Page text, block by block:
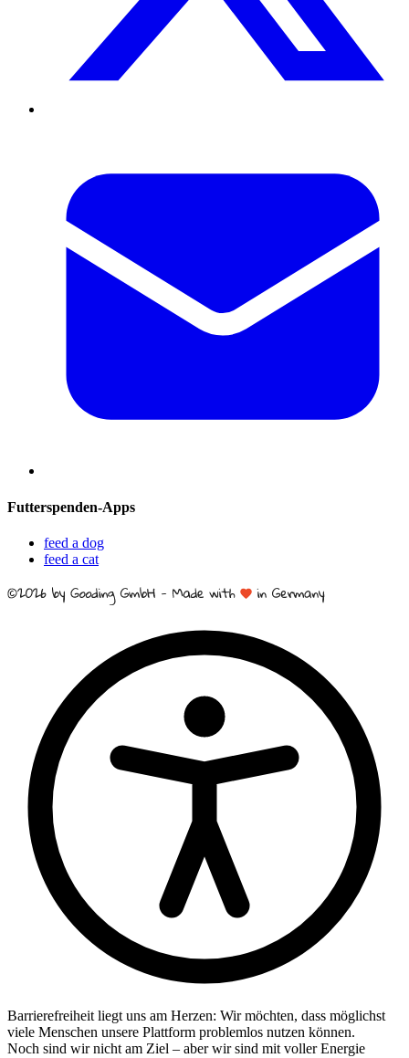
Futterspenden-Apps
feed a dog
feed a cat
Barrierefreiheit liegt uns am Herzen: Wir möchten, dass möglichst
viele Menschen unsere Plattform problemlos nutzen können.
Noch sind wir nicht am Ziel – aber wir sind mit voller Energie